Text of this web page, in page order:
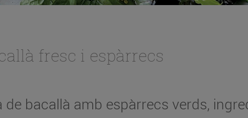
fresc i espàrrecs
de bacallà amb espàrrecs verds,